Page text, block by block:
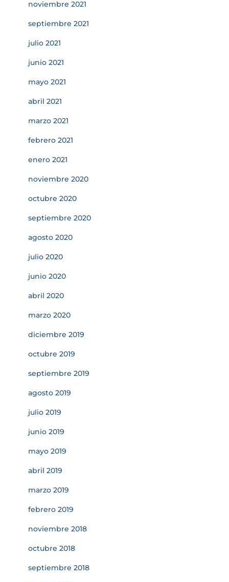
noviembre 2021
septiembre 2021
julio 2021
junio 2021
mayo 2021
abril 2021
marzo 2021
febrero 2021
enero 2021
noviembre 2020
octubre 2020
septiembre 2020
agosto 2020
julio 2020
junio 2020
abril 2020
marzo 2020
diciembre 2019
octubre 2019
septiembre 2019
agosto 2019
julio 2019
junio 2019
mayo 2019
abril 2019
marzo 2019
febrero 2019
noviembre 2018
octubre 2018
septiembre 2018